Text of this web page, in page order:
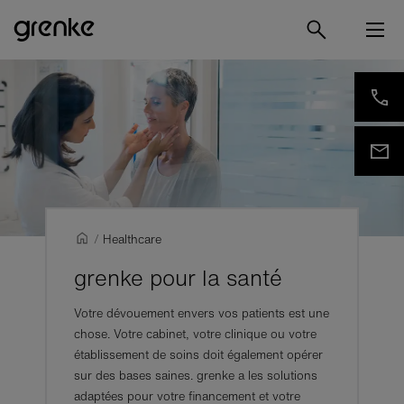
/ Healthcare
grenke pour la santé
Votre dévouement envers vos patients est une
chose. Votre cabinet, votre clinique ou votre
établissement de soins doit également opérer
sur des bases saines. grenke a les solutions
adaptées pour votre financement et votre